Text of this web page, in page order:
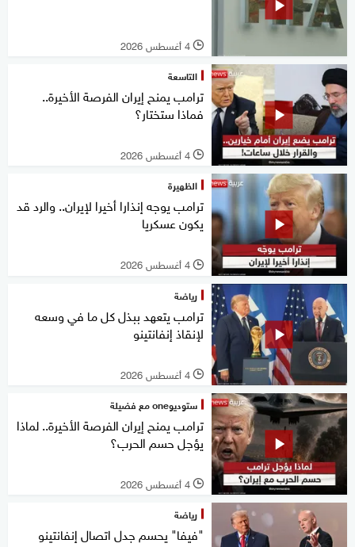
l 4 أغسطس 2026
التاسعة
ترامب يمنح إيران الفرصة الأخيرة..
فماذا ستختار؟
l 4 أغسطس 2026
الظهيرة
ترامب يوجه إنذارا أخيرا لإيران.. والرد قد
يكون عسكريا
l 4 أغسطس 2026
رياضة
ترامب يتعهد ببذل كل ما في وسعه
لإنقاذ إنفانتينو
l 4 أغسطس 2026
ستوديوone مع فضيلة
ترامب يمنح إيران الفرصة الأخيرة.. لماذا
يؤجل حسم الحرب؟
l 4 أغسطس 2026
رياضة
"فيفا" يحسم جدل اتصال إنفانتينو